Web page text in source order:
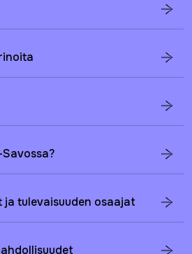
tulevaisuuden osaajat